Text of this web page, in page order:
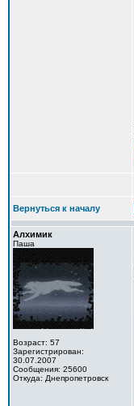
Вернуться к началу
Алхимик
Паша
Возраст: 57
Зарегистрирован:
30.07.2007
Сообщения: 25600
Откуда: Днепропетровск